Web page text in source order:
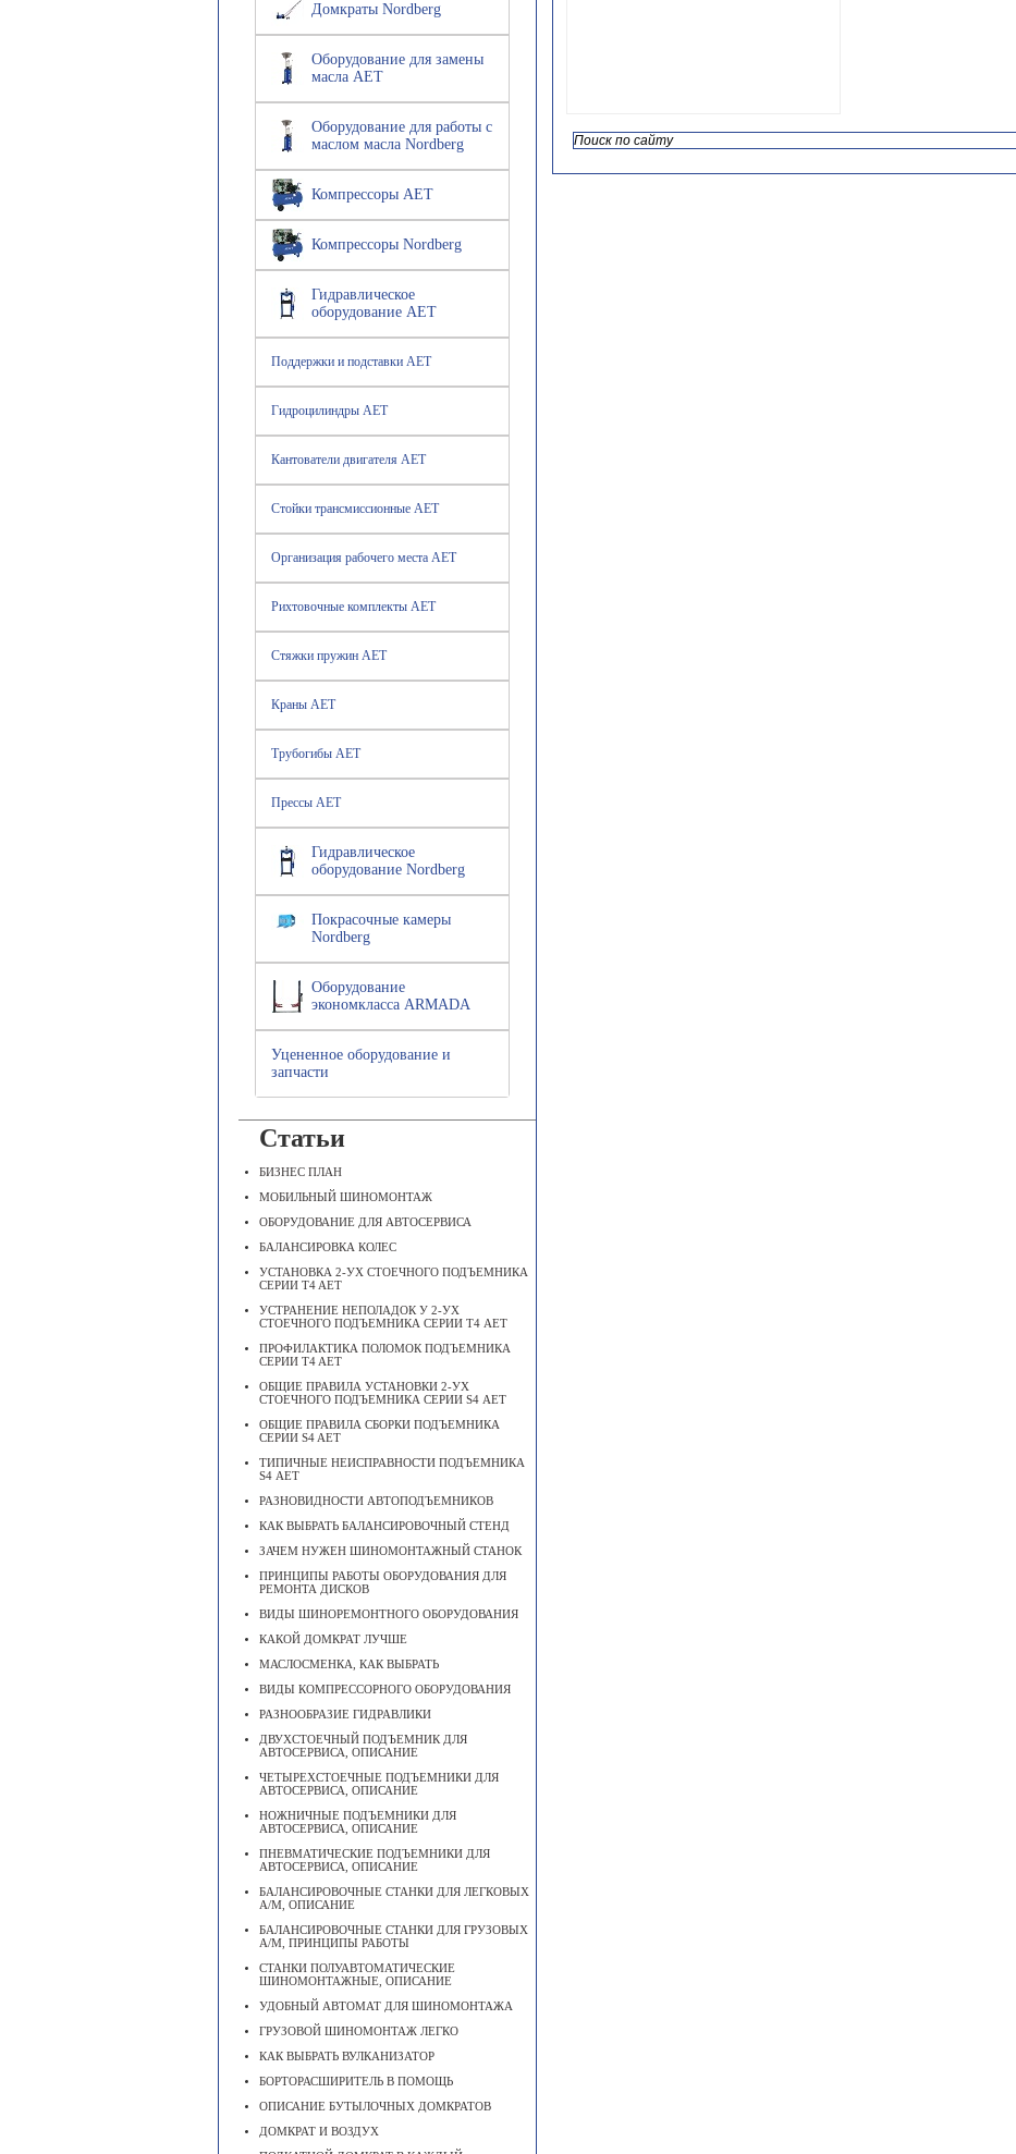
Домкраты Nordberg
Оборудование для замены
масла AET
Оборудование для работы с
маслом масла Nordberg
Компрессоры AET
Компрессоры Nordberg
Гидравлическое
оборудование AET
Поддержки и подставки AET
Гидроцилиндры AET
Кантователи двигателя AET
Стойки трансмиссионные AET
Организация рабочего места AET
Рихтовочные комплекты AET
Стяжки пружин AET
Краны AET
Трубогибы AET
Прессы AET
Гидравлическое
оборудование Nordberg
Покрасочные камеры
Nordberg
Оборудование
экономкласса ARMADA
Уцененное оборудование и
запчасти
Статьи
БИЗНЕС ПЛАН
МОБИЛЬНЫЙ ШИНОМОНТАЖ
ОБОРУДОВАНИЕ ДЛЯ АВТОСЕРВИСА
БАЛАНСИРОВКА КОЛЕС
УСТАНОВКА 2-УХ СТОЕЧНОГО ПОДЪЕМНИКА
СЕРИИ T4 AET
УСТРАНЕНИЕ НЕПОЛАДОК У 2-УХ
СТОЕЧНОГО ПОДЪЕМНИКА СЕРИИ Т4 АЕТ
ПРОФИЛАКТИКА ПОЛОМОК ПОДЪЕМНИКА
СЕРИИ T4 AET
ОБЩИЕ ПРАВИЛА УСТАНОВКИ 2-УХ
СТОЕЧНОГО ПОДЪЕМНИКА СЕРИИ S4 АЕТ
ОБЩИЕ ПРАВИЛА СБОРКИ ПОДЪЕМНИКА
СЕРИИ S4 AET
ТИПИЧНЫЕ НЕИСПРАВНОСТИ ПОДЪЕМНИКА
S4 АЕТ
РАЗНОВИДНОСТИ АВТОПОДЪЕМНИКОВ
КАК ВЫБРАТЬ БАЛАНСИРОВОЧНЫЙ СТЕНД
ЗАЧЕМ НУЖЕН ШИНОМОНТАЖНЫЙ СТАНОК
ПРИНЦИПЫ РАБОТЫ ОБОРУДОВАНИЯ ДЛЯ
РЕМОНТА ДИСКОВ
ВИДЫ ШИНОРЕМОНТНОГО ОБОРУДОВАНИЯ
КАКОЙ ДОМКРАТ ЛУЧШЕ
МАСЛОСМЕНКА, КАК ВЫБРАТЬ
ВИДЫ КОМПРЕССОРНОГО ОБОРУДОВАНИЯ
РАЗНООБРАЗИЕ ГИДРАВЛИКИ
ДВУХСТОЕЧНЫЙ ПОДЪЕМНИК ДЛЯ
АВТОСЕРВИСА, ОПИСАНИЕ
ЧЕТЫРЕХСТОЕЧНЫЕ ПОДЪЕМНИКИ ДЛЯ
АВТОСЕРВИСА, ОПИСАНИЕ
НОЖНИЧНЫЕ ПОДЪЕМНИКИ ДЛЯ
АВТОСЕРВИСА, ОПИСАНИЕ
ПНЕВМАТИЧЕСКИЕ ПОДЪЕМНИКИ ДЛЯ
АВТОСЕРВИСА, ОПИСАНИЕ
БАЛАНСИРОВОЧНЫЕ СТАНКИ ДЛЯ ЛЕГКОВЫХ
А/М, ОПИСАНИЕ
БАЛАНСИРОВОЧНЫЕ СТАНКИ ДЛЯ ГРУЗОВЫХ
А/М, ПРИНЦИПЫ РАБОТЫ
СТАНКИ ПОЛУАВТОМАТИЧЕСКИЕ
ШИНОМОНТАЖНЫЕ, ОПИСАНИЕ
УДОБНЫЙ АВТОМАТ ДЛЯ ШИНОМОНТАЖА
ГРУЗОВОЙ ШИНОМОНТАЖ ЛЕГКО
КАК ВЫБРАТЬ ВУЛКАНИЗАТОР
БОРТОРАСШИРИТЕЛЬ В ПОМОЩЬ
ОПИСАНИЕ БУТЫЛОЧНЫХ ДОМКРАТОВ
ДОМКРАТ И ВОЗДУХ